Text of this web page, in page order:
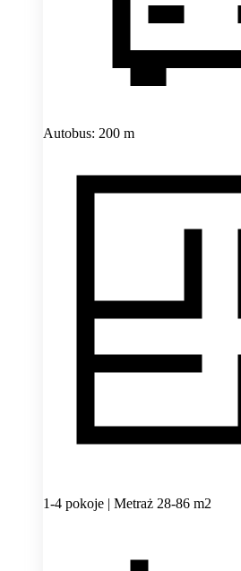
Autobus: 200 m
1-4 pokoje | Metraż 28-86 m2